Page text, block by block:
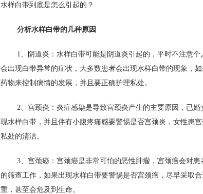
水样白带到底是怎么引起的？
分析水样白带的几种原因
1、阴道炎：水样白带可能是阴道炎引起的，平时不注意
会出现白带异常的症状，大多数患者会出现水样白带的现象，
药物来控制病情的发展，并且要正确护理私处。
2、宫颈炎：炎症感染是导致宫颈炎产生的主要原因，已
现水样白带，并且伴有小腹疼痛感要警惕是否宫颈炎，女性患
私处的清洁。
3、宫颈癌：宫颈癌是非常可怕的恶性肿瘤，宫颈癌会对
的筛查工作，如果出现水样白带要警惕是否宫颈癌，尽早采取
重，甚至会危及到生命。